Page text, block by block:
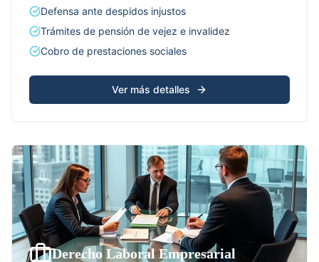
Defensa ante despidos injustos
Trámites de pensión de vejez e invalidez
Cobro de prestaciones sociales
Ver más detalles
Derecho Laboral Empresarial